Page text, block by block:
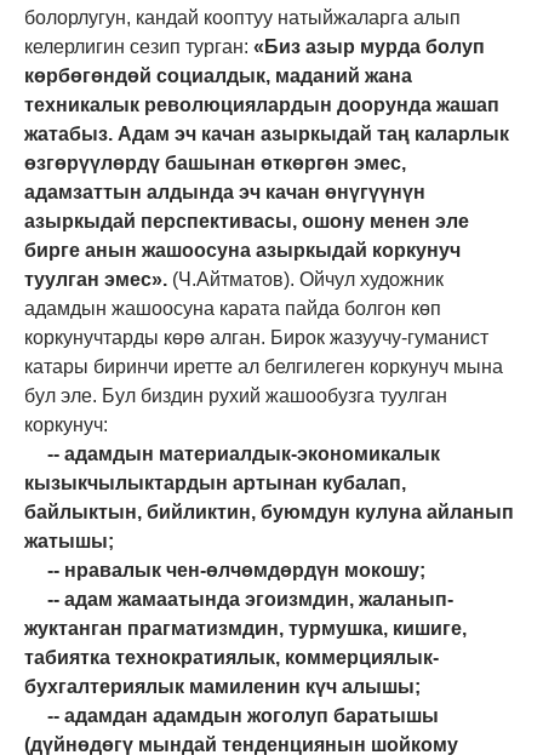
болорлугун, кандай кооптуу натыйжаларга алып
келерлигин сезип турган: «Биз азыр мурда болуп
көрбөгөндөй социалдык, маданий жана
техникалык революциялардын доорунда жашап
жатабыз. Адам эч качан азыркыдай таң каларлык
өзгөрүүлөрдү башынан өткөргөн эмес,
адамзаттын алдында эч качан өнүгүүнүн
азыркыдай перспективасы, ошону менен эле
бирге анын жашоосуна азыркыдай коркунуч
туулган эмес». (Ч.Айтматов). Ойчул художник
адамдын жашоосуна карата пайда болгон көп
коркунучтарды көрө алган. Бирок жазуучу-гуманист
катары биринчи иретте ал белгилеген коркунуч мына
бул эле. Бул биздин рухий жашообузга туулган
коркунуч:
-- адамдын материалдык-экономикалык
кызыкчылыктардын артынан кубалап,
байлыктын, бийликтин, буюмдун кулуна айланып
жатышы;
-- нравалык чен-өлчөмдөрдүн мокошу;
-- адам жамаатында эгоизмдин, жаланып-
жуктанган прагматизмдин, турмушка, кишиге,
табиятка технократиялык, коммерциялык-
бухгалтериялык мамиленин күч алышы;
-- адамдан адамдын жоголуп баратышы
(дүйнөдөгү мындай тенденциянын шойкому